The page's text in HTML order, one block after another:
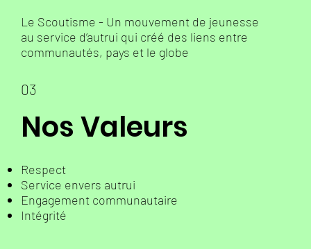
Le Scoutisme - Un mouvement de jeunesse
au service d’autrui qui créé des liens entre
communautés, pays et le globe
03
Nos Valeurs
Respect
Service envers autrui
Engagement communautaire
Intégrité